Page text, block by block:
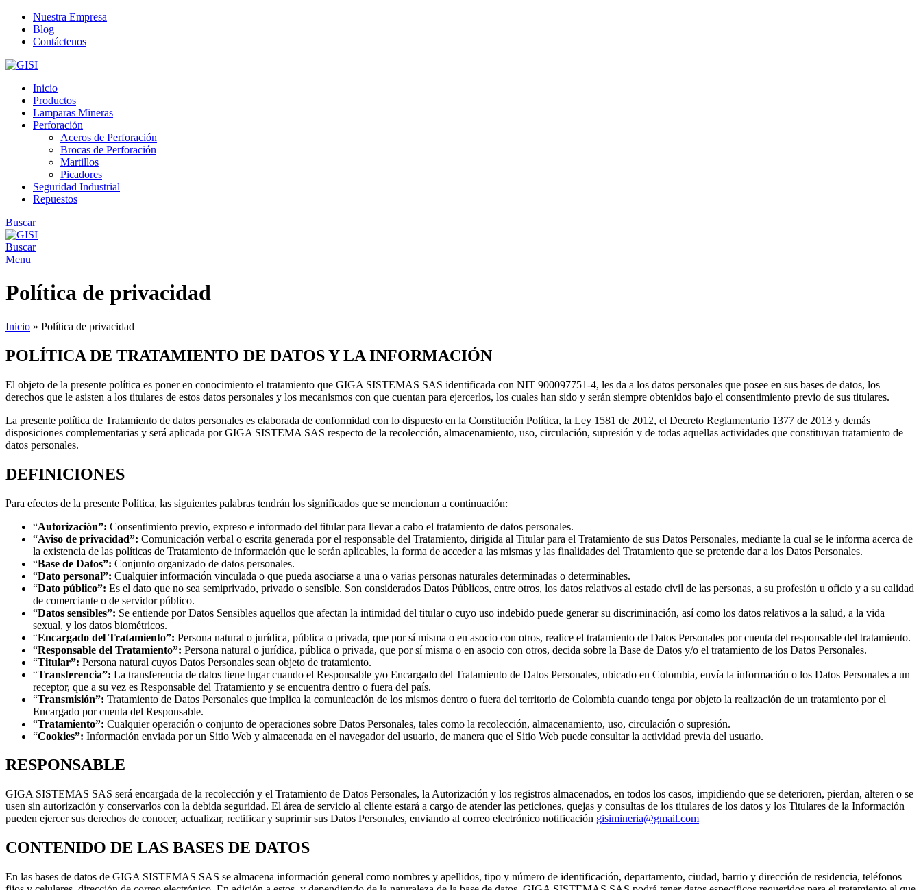
Nuestra Empresa
Blog
Contáctenos
Inicio
Productos
Lamparas Mineras
Perforación
Aceros de Perforación
Brocas de Perforación
Martillos
Picadores
Seguridad Industrial
Repuestos
Buscar
Buscar
Menu
Política de privacidad
Inicio » Política de privacidad
POLÍTICA DE TRATAMIENTO DE DATOS Y LA INFORMACIÓN
El objeto de la presente política es poner en conocimiento el tratamiento que GIGA SISTEMAS SAS identificada con NIT 900097751-4, les da a los datos personales que posee en sus bases de datos, los
derechos que le asisten a los titulares de estos datos personales y los mecanismos con que cuentan para ejercerlos, los cuales han sido y serán siempre obtenidos bajo el consentimiento previo de sus titulares.
La presente política de Tratamiento de datos personales es elaborada de conformidad con lo dispuesto en la Constitución Política, la Ley 1581 de 2012, el Decreto Reglamentario 1377 de 2013 y demás
disposiciones complementarias y será aplicada por GIGA SISTEMA SAS respecto de la recolección, almacenamiento, uso, circulación, supresión y de todas aquellas actividades que constituyan tratamiento de
datos personales.
DEFINICIONES
Para efectos de la presente Política, las siguientes palabras tendrán los significados que se mencionan a continuación:
“Autorización”: Consentimiento previo, expreso e informado del titular para llevar a cabo el tratamiento de datos personales.
“Aviso de privacidad”: Comunicación verbal o escrita generada por el responsable del Tratamiento, dirigida al Titular para el Tratamiento de sus Datos Personales, mediante la cual se le informa acerca de
la existencia de las políticas de Tratamiento de información que le serán aplicables, la forma de acceder a las mismas y las finalidades del Tratamiento que se pretende dar a los Datos Personales.
“Base de Datos”: Conjunto organizado de datos personales.
“Dato personal”: Cualquier información vinculada o que pueda asociarse a una o varias personas naturales determinadas o determinables.
“Dato público”: Es el dato que no sea semiprivado, privado o sensible. Son considerados Datos Públicos, entre otros, los datos relativos al estado civil de las personas, a su profesión u oficio y a su calidad
de comerciante o de servidor público.
“Datos sensibles”: Se entiende por Datos Sensibles aquellos que afectan la intimidad del titular o cuyo uso indebido puede generar su discriminación, así como los datos relativos a la salud, a la vida
sexual, y los datos biométricos.
“Encargado del Tratamiento”: Persona natural o jurídica, pública o privada, que por sí misma o en asocio con otros, realice el tratamiento de Datos Personales por cuenta del responsable del tratamiento.
“Responsable del Tratamiento”: Persona natural o jurídica, pública o privada, que por sí misma o en asocio con otros, decida sobre la Base de Datos y/o el tratamiento de los Datos Personales.
“Titular”: Persona natural cuyos Datos Personales sean objeto de tratamiento.
“Transferencia”: La transferencia de datos tiene lugar cuando el Responsable y/o Encargado del Tratamiento de Datos Personales, ubicado en Colombia, envía la información o los Datos Personales a un
receptor, que a su vez es Responsable del Tratamiento y se encuentra dentro o fuera del país.
“Transmisión”: Tratamiento de Datos Personales que implica la comunicación de los mismos dentro o fuera del territorio de Colombia cuando tenga por objeto la realización de un tratamiento por el
Encargado por cuenta del Responsable.
“Tratamiento”: Cualquier operación o conjunto de operaciones sobre Datos Personales, tales como la recolección, almacenamiento, uso, circulación o supresión.
“Cookies”: Información enviada por un Sitio Web y almacenada en el navegador del usuario, de manera que el Sitio Web puede consultar la actividad previa del usuario.
RESPONSABLE
GIGA SISTEMAS SAS será encargada de la recolección y el Tratamiento de Datos Personales, la Autorización y los registros almacenados, en todos los casos, impidiendo que se deterioren, pierdan, alteren o se
usen sin autorización y conservarlos con la debida seguridad. El área de servicio al cliente estará a cargo de atender las peticiones, quejas y consultas de los titulares de los datos y los Titulares de la Información
pueden ejercer sus derechos de conocer, actualizar, rectificar y suprimir sus Datos Personales, enviando al correo electrónico notificación gisimineria@gmail.com
CONTENIDO DE LAS BASES DE DATOS
En las bases de datos de GIGA SISTEMAS SAS se almacena información general como nombres y apellidos, tipo y número de identificación, departamento, ciudad, barrio y dirección de residencia, teléfonos